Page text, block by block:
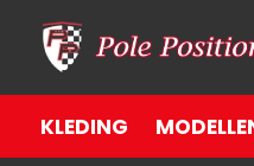
KLEDING